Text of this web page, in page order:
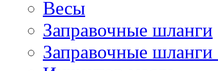
Весы
Заправочные шланги
Заправочные шланги